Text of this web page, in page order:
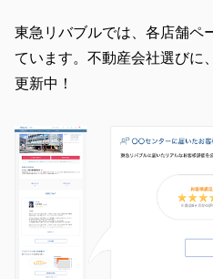
東急リバブルでは、各店舗ペ
ています。不動産会社選びに
更新中！